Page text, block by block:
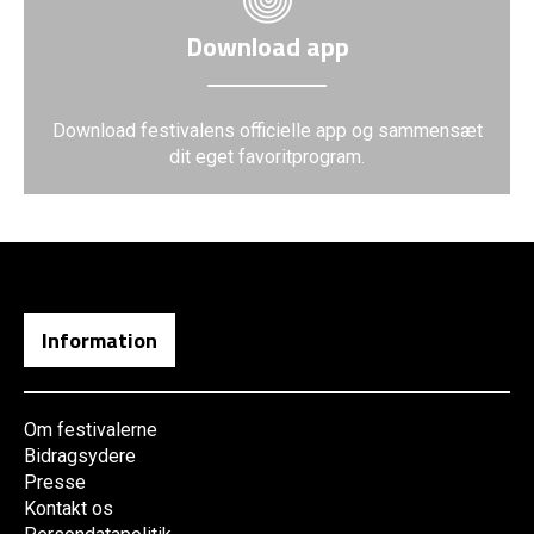
Download app
Download festivalens officielle app og sammensæt
dit eget favoritprogram.
Information
Om festivalerne
Bidragsydere
Presse
Kontakt os